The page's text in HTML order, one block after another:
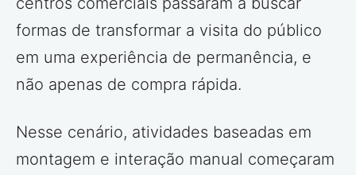
formas de transformar a visita do público
em uma experiência de permanência, e
não apenas de compra rápida.
Nesse cenário, atividades baseadas em
montagem e interação manual começaram